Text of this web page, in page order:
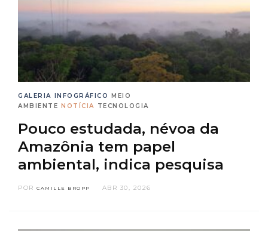
GALERIA INFOGRÁFICO
MEIO
AMBIENTE
NOTÍCIA TECNOLOGIA
Pouco estudada, névoa da
Amazônia tem papel
ambiental, indica pesquisa
POR CAMILLE BROPP ABR 30, 2026